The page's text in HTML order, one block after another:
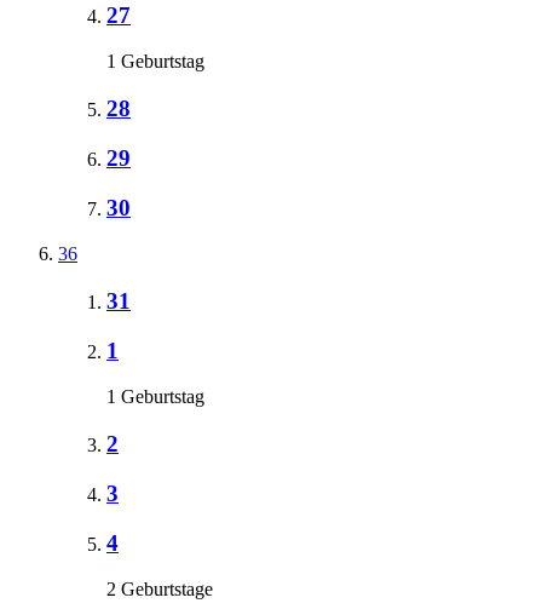
27
1 Geburtstag
28
29
30
36
31
1
1 Geburtstag
2
3
4
2 Geburtstage